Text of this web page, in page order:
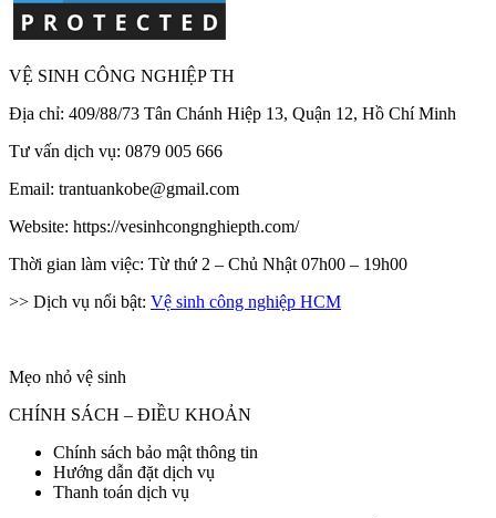
VỆ SINH CÔNG NGHIỆP TH
Địa chỉ: 409/88/73 Tân Chánh Hiệp 13, Quận 12, Hồ Chí Minh
Tư vấn dịch vụ: 0879 005 666
Email: trantuankobe@gmail.com
Website: https://vesinhcongnghiepth.com/
Thời gian làm việc: Từ thứ 2 – Chủ Nhật 07h00 – 19h00
>> Dịch vụ nổi bật: Vệ sinh công nghiệp HCM
Mẹo nhỏ vệ sinh
CHÍNH SÁCH – ĐIỀU KHOẢN
Chính sách bảo mật thông tin
Hướng dẫn đặt dịch vụ
Thanh toán dịch vụ